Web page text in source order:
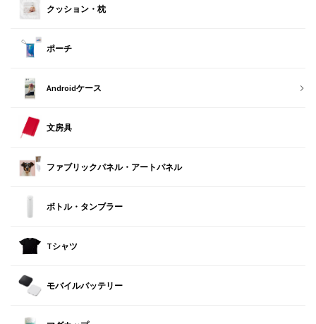
クッション・枕
ポーチ
Androidケース
文房具
ファブリックパネル・アートパネル
ボトル・タンブラー
Tシャツ
モバイルバッテリー